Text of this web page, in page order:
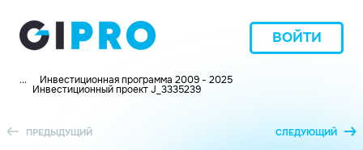
ВОЙТИ
... Инвестиционная программа 2009 - 2025
Инвестиционный проект J_3335239
ПРЕДЫДУЩИЙ СЛЕДУЮЩИЙ